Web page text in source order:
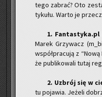
tego za­brać? Oto
ty­ku­łu. Warto je
1.
Marek Grzy­wacz
współ­pra­cu­ją z
że pu­bli­ko­wa­li tutaj
​2. Uzbrój się w
tu po­ja­wia. Je­że­li